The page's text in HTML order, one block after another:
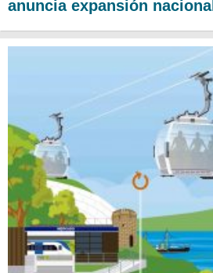
anuncia expansión nacional